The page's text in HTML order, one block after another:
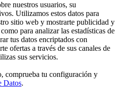
nuestros usuarios, su
Utilizamos estos datos para
sitio web y mostrarte publicidad y
para analizar las estadísticas de
tus datos encriptados con
ofertas a través de sus canales de
sus servicios.
comprueba tu configuración y
Datos.